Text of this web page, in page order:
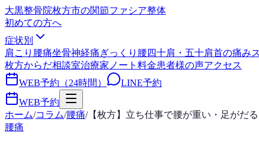
大黒整骨院枚方市の関節ファシア整体
初めての方へ
症状別
肩こり 腰痛坐骨神経痛ぎっくり腰四十肩・五十肩首の痛み
枚方からだ相談室治療家ノート 料金患者様の声アクセス
WEB予約（24時間）
LINE予約
WEB予約
ホーム/コラム/腰痛/【枚方】立ち仕事で腰が重い・足がだ
腰痛